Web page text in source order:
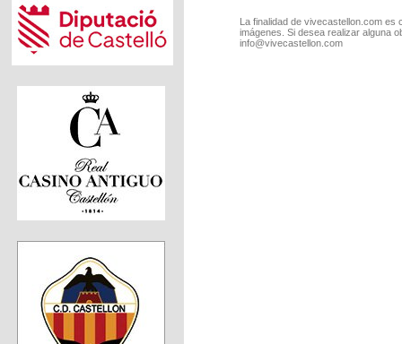
La finalidad de vivecastellon.com
imágenes. Si desea realizar alguna
info@vivecastellon.com